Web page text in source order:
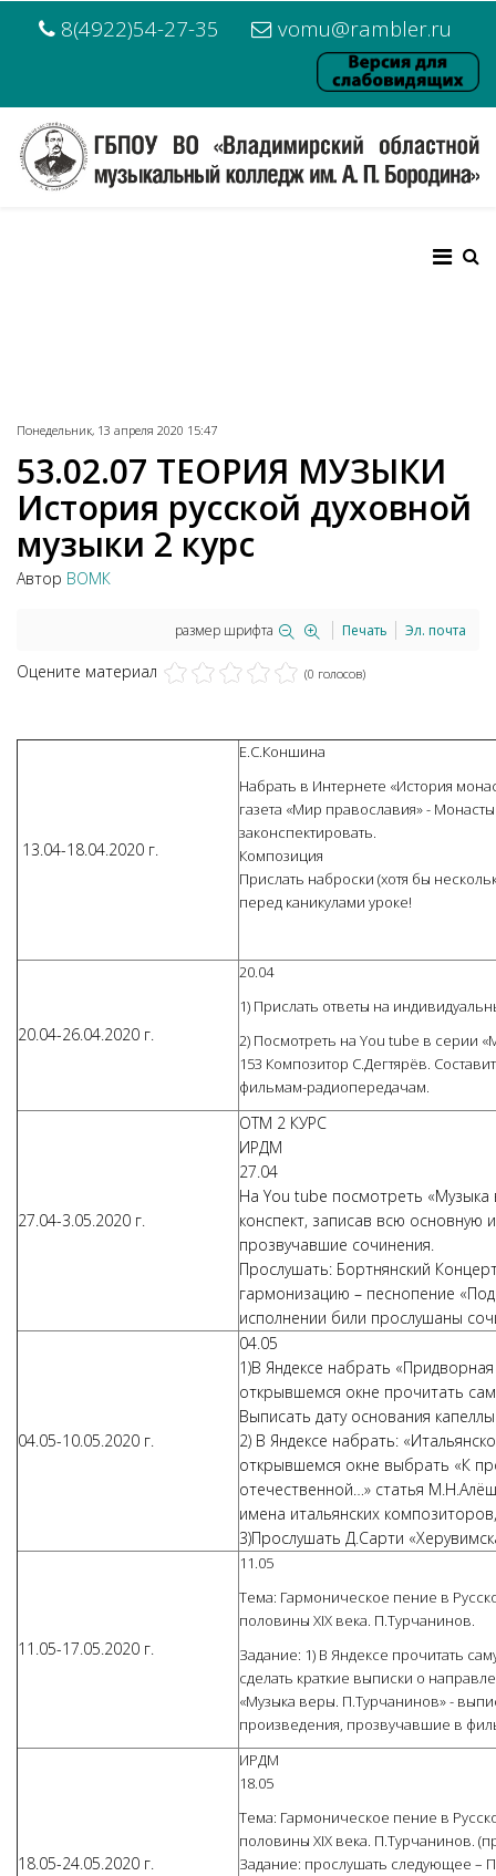
8(4922)54-27-35 vomu@rambler.ru
Понедельник, 13 апреля 2020 15:47
53.02.07 ТЕОРИЯ МУЗЫКИ
История русской духовной
музыки 2 курс
Автор ВОМК
размер шрифта Печать Эл. почта
Оцените материал (0 голосов)
13.04-18.04.2020 г.
Е.С.Коншина
Набрать в Интернете «История
газета «Мир православия» -
законспектировать.
Композиция
Прислать наброски (хотя бы
перед каникулами уроке!
20.04-26.04.2020 г.
20.04
1) Прислать ответы на
2) Посмотреть на You tube в серии
153 Композитор С.Дегтярёв.
фильмам-радиопередачам.
27.04-3.05.2020 г.
ОТМ 2 КУРС
ИРДМ
27.04
На You tube посмотреть
конспект, записав всю
прозвучавшие сочинения.
Прослушать: Бортнянский
гармонизацию – песнопение
исполнении били прослушаны
04.05-10.05.2020 г.
04.05
1)В Яндексе набрать
открывшемся окне прочитать
Выписать дату основания
2) В Яндексе набрать:
открывшемся окне выбрать «К
отечественной…» статья
имена итальянских
3)Прослушать Д.Сарти
11.05-17.05.2020 г.
11.05
Тема: Гармоническое пение в
половины XIX века. П.Турчанинов.
Задание: 1) В Яндексе прочитать
сделать краткие выписки о
«Музыка веры. П.Турчанинов» -
произведения, прозвучавшие в
18.05-24.05.2020 г.
ИРДМ
18.05
Тема: Гармоническое пение в
половины XIX века. П.Турчанинов.
Задание: прослушать следующее –